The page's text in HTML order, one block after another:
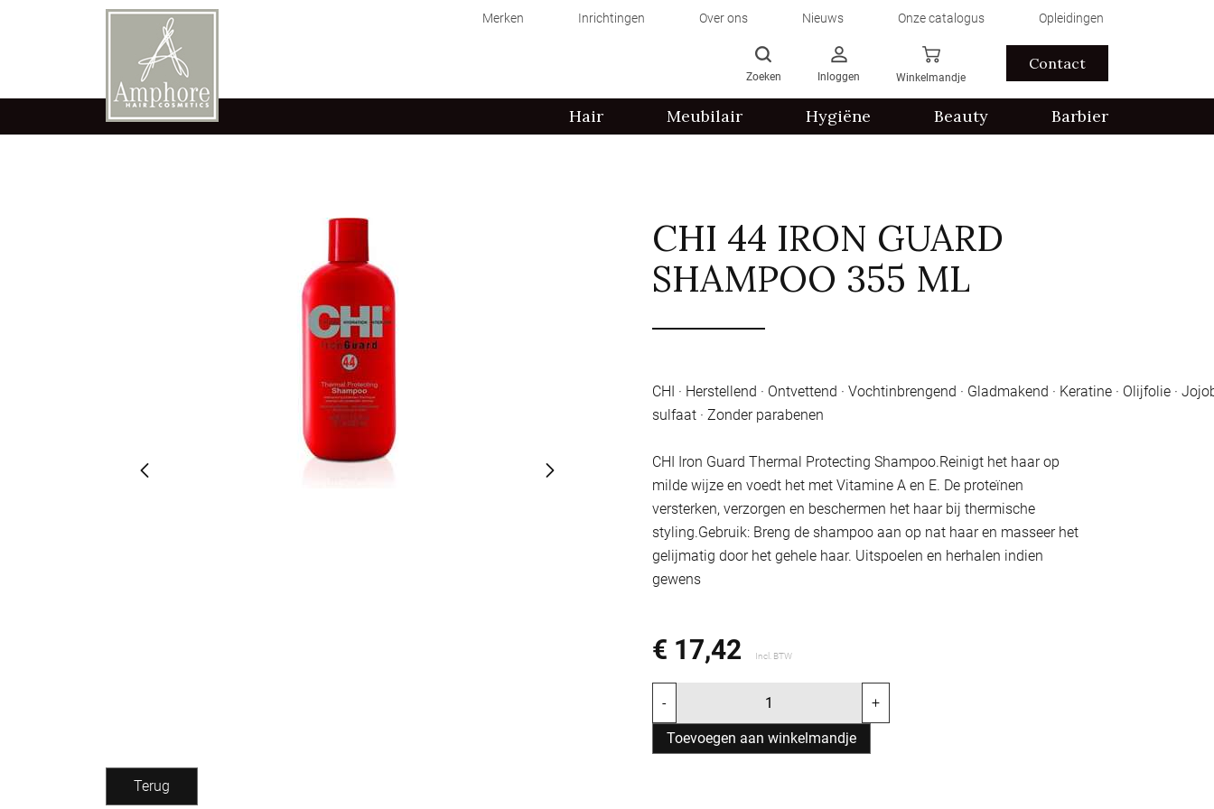
Merken Inrichtingen Over ons Nieuws Onze catalogus Opleidingen
Zoeken Inloggen Winkelmandje
Contact
Hair Meubilair Hygiëne Beauty Barbier
CHI 44 IRON GUARD
SHAMPOO 355 ML
CHI · Herstellend · Ontvettend · Vochtinbrengend · Gladmakend · Keratine · Olijfolie ·
sulfaat · Zonder parabenen
CHI Iron Guard Thermal Protecting Shampoo.Reinigt het haar op
milde wijze en voedt het met Vitamine A en E. De proteïnen
versterken, verzorgen en beschermen het haar bij thermische
styling.Gebruik: Breng de shampoo aan op nat haar en masseer het
gelijmatig door het gehele haar. Uitspoelen en herhalen indien
gewens
€ 17,42 Incl. BTW
- +
Toevoegen aan winkelmandje
Terug